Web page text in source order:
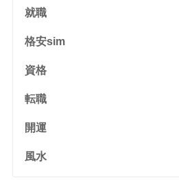
就職
格安sim
資格
転職
開運
風水